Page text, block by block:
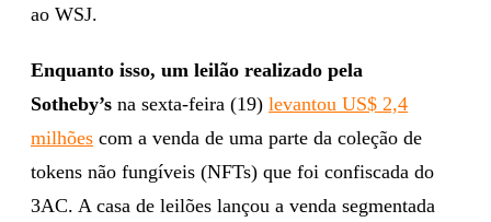
ao WSJ.
Enquanto isso, um leilão realizado pela
Sotheby’s na sexta-feira (19) levantou US$ 2,4
milhões com a venda de uma parte da coleção de
tokens não fungíveis (NFTs) que foi confiscada do
3AC. A casa de leilões lançou a venda segmentada